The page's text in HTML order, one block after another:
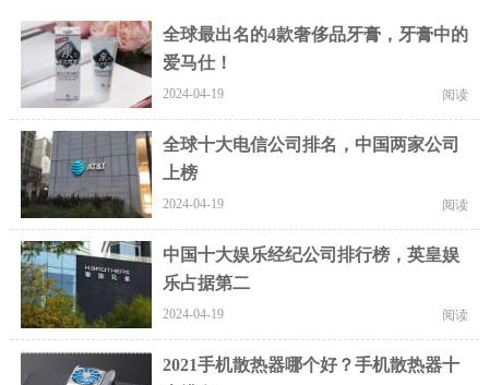
全球最出名的4款奢侈品牙膏，牙膏中的
爱马仕！
2024-04-19 阅读
全球十大电信公司排名，中国两家公司
上榜
2024-04-19 阅读
中国十大娱乐经纪公司排行榜，英皇娱
乐占据第二
2024-04-19 阅读
2021手机散热器哪个好？手机散热器十